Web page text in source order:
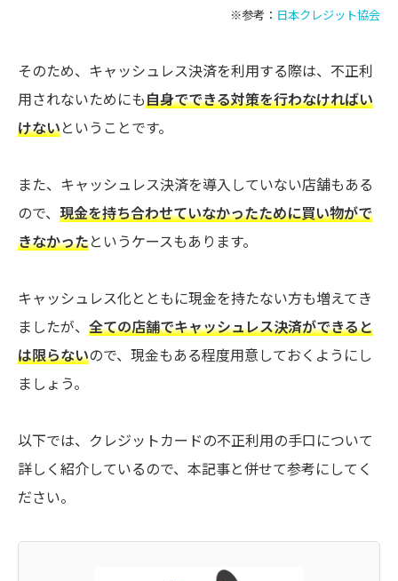
※参考： 日本クレジット協会
そのため、キャッシュレス決済を利用する際は、不正利
用されないためにも自身でできる対策を行わなければい
けないということです。
また、キャッシュレス決済を導入していない店舗もある
ので、 現金を持ち合わせていなかったために買い物がで
きなかったというケースもあります。
キャッシュレス化とともに現金を持たない方も増えてき
ましたが、 全ての店舗でキャッシュレス決済ができると
は限らないので、現金もある程度用意しておくようにし
ましょう。
以下では、クレジットカードの不正利用の手口について
詳しく紹介しているので、本記事と併せて参考にしてく
ださい。